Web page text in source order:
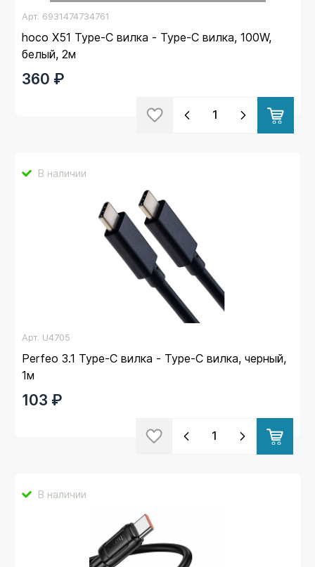
Арт. 6931474734761
hoco X51 Type-C вилка - Type-C вилка, 100W,
белый, 2м
360 ₽
В наличии
Арт. U4705
Perfeo 3.1 Type-C вилка - Type-C вилка, черный,
1м
103 ₽
В наличии